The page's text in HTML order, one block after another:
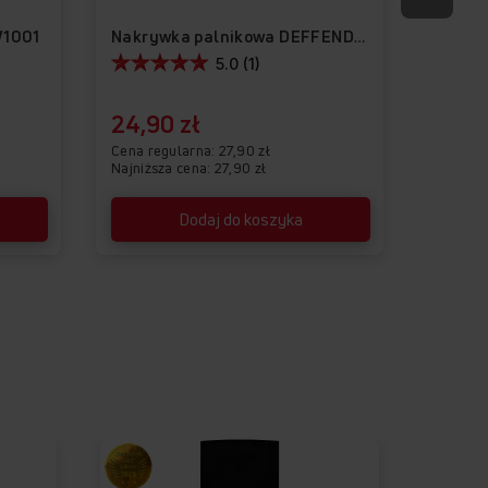
24,90 zł
Cena regularna 27,90 zł
Najniższa cena: 27,90 zł
Nakrywka palnikowa DEFFENDI-03
Dodaj do koszyka
5.0 (1)